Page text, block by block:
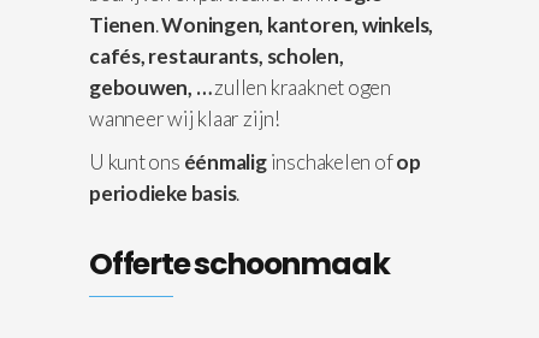
Tienen.Woningen, kantoren, winkels,
cafés, restaurants, scholen,
gebouwen, …zullen kraaknet ogen
wanneer wij klaar zijn!
U kunt ons éénmaliginschakelen ofop
periodieke basis.
Offerte schoonmaak